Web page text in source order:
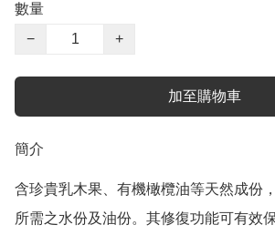
數量
−
+
加至購物車
簡介
含珍貴乳木果、有機橄欖油等天然成份
所需之水份及油份。其修復功能可有效